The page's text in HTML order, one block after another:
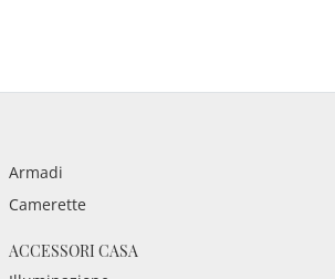
Armadi
Camerette
ACCESSORI CASA